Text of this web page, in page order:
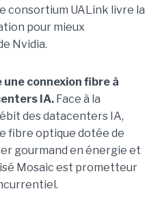
consortium UALink livre la
pour mieux
Nvidia.
connexion fibre à
IA.Face à la
des datacenters IA,
fibre optique dotée de
gourmand en énergie et
Mosaic est prometteur